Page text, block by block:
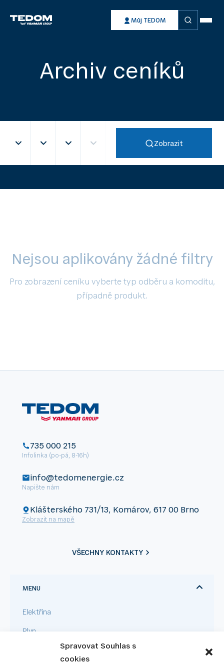
Spravovat Souhlas s
cookies
Můj TEDOM Vyhledávání
Archiv ceníků
Produkt
Zobrazit
Nejsou aplikovány žádné filtry
Pro zobrazení ceníku vyberte typ odběru a komoditu,
případně produkt.
735 000 215
Infolinka (po-pá, 8-16h)
info@tedomenergie.cz
Napište nám
Klášterského 731/13, Komárov, 617 00 Brno
Zobrazit na mapě
VŠECHNY KONTAKTY
MENU
Elektřina
Plyn